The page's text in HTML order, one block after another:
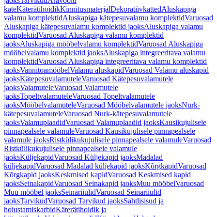
kateKäterätihoidikKinnitusmaterjalDekoratiivkattedAluskapiga
valamu komplektidAluskapiga kätepesuvalamu komplektidVaruosad
Aluskapiga kätepesuvalamu komplektid jaoksAluskapiga valamu
komplektidVaruosad Aluskapiga valamu komplektid
jaoksAluskapiga mööbelvalamu komplektidVaruosad Aluskapiga
mööbelvalamu komplektid jaoksAluskapiga integreeritava valamu
komplektidVaruosad Aluskapiga integreeritava valamu komplektid
jaoksVannitoamööbelValamu aluskapidVaruosad Valamu aluskapid
jaoksKätepesuvalamuteleVaruosad Kätepesuvalamutele
jaoksValamuteleVaruosad Valamutele
jaoksTopeltvalamuteleVaruosad Topeltvalamutele
jaoksMööbelvalamuteleVaruosad Mööbelvalamutele jaoksNurk-
kätepesuvalamuteleVaruosad Nurk-kätepesuvalamutele
jaoksValamuplaadidVaruosad Valamuplaadid jaoksKausikujulisele
pinnapealsele valamuleVaruosad Kausikujulisele pinnapealsele
valamule jaoksRistkülikukujulisele pinnapealsele valamuleVaruosad
Ristkülikukujulisele pinnapealsele valamule
jaoksKüljekapidVaruosad Küljekapid jaoksMadalad
küljekapidVaruosad Madalad küljekapid jaoksKõrgkapidVaruosad
Kõrgkapid jaoksKeskmised kapidVaruosad Keskmised kapid
jaoksSeinakapidVaruosad Seinakapid jaoksMuu mööbelVaruosad
Muu mööbel jaoksSeinariiulidVaruosad Seinariiulid
jaoksTarvikudVaruosad Tarvikud jaoksSahtlisisud ja
hoiustamiskarbidKäterätihoidik ja